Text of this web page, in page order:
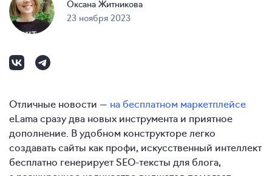
Оксана Житникова
23 ноября 2023
Отличные новости — на бесплатном маркетплейсе
eLama сразу два новых инструмента и приятное
дополнение. В удобном конструкторе легко
создавать сайты как профи, искусственный интеллект
бесплатно генерирует SEO-тексты для блога,